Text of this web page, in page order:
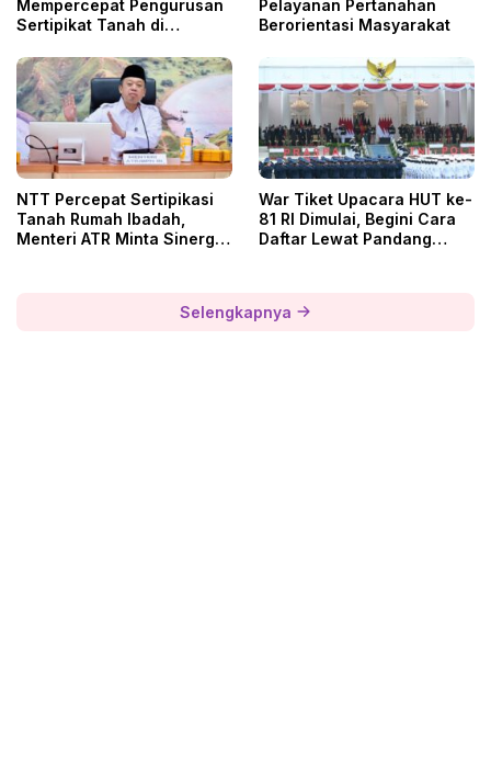
Mempercepat Pengurusan
Sertipikat Tanah di
Pelayanan Pertanahan
Berorientasi Masyarakat
NTT Percepat Sertipikasi
Tanah Rumah Ibadah,
Menteri ATR Minta Sinergi
War Tiket Upacara HUT ke-
81 RI Dimulai, Begini Cara
Daftar Lewat Pandang
Selengkapnya